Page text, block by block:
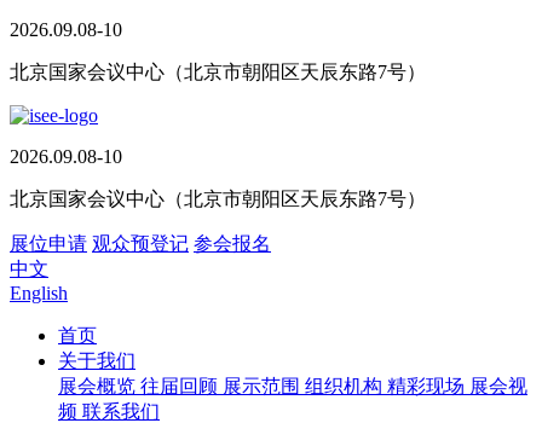
2026.09.08-10
北京国家会议中心（北京市朝阳区天辰东路7号）
2026.09.08-10
北京国家会议中心（北京市朝阳区天辰东路7号）
展位申请 观众预登记 参会报名
中文
English
首页
关于我们
展会概览 往届回顾 展示范围 组织机构 精彩现场 展会视
频 联系我们